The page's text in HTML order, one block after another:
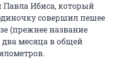
Павла Ибиса, который
совершил пешее
(прежнее название
два месяца в общей